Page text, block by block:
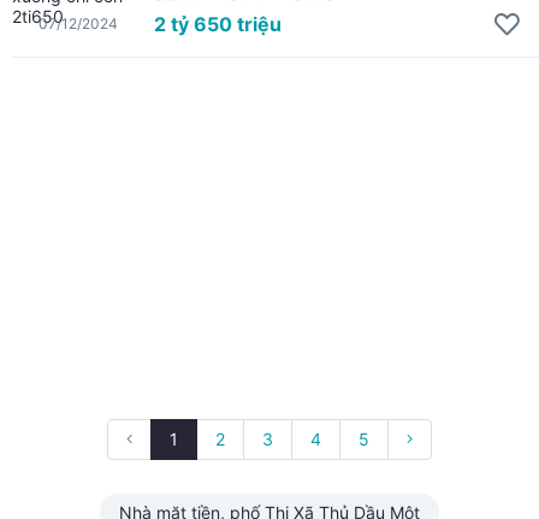
2 tỷ 650 triệu
07/12/2024
1 2 3 4 5
Nhà mặt tiền, phố Thị Xã Thủ Dầu Một